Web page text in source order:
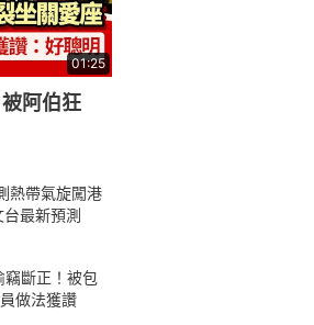
01:25
阿伯狂
熱帶氣旋闖港
最新預測
斷正！被包
做法獲讚